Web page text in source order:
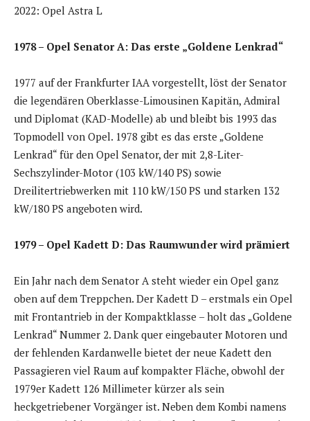
2022: Opel Astra L
1978 – Opel Senator A: Das erste „Goldene Lenkrad“
1977 auf der Frankfurter IAA vorgestellt, löst der Senator
die legendären Oberklasse-Limousinen Kapitän, Admiral
und Diplomat (KAD-Modelle) ab und bleibt bis 1993 das
Topmodell von Opel. 1978 gibt es das erste „Goldene
Lenkrad“ für den Opel Senator, der mit 2,8-Liter-
Sechszylinder-Motor (103 kW/140 PS) sowie
Dreilitertriebwerken mit 110 kW/150 PS und starken 132
kW/180 PS angeboten wird.
1979 – Opel Kadett D: Das Raumwunder wird prämiert
Ein Jahr nach dem Senator A steht wieder ein Opel ganz
oben auf dem Treppchen. Der Kadett D – erstmals ein Opel
mit Frontantrieb in der Kompaktklasse – holt das „Goldene
Lenkrad“ Nummer 2. Dank quer eingebauter Motoren und
der fehlenden Kardanwelle bietet der neue Kadett den
Passagieren viel Raum auf kompakter Fläche, obwohl der
1979er Kadett 126 Millimeter kürzer als sein
heckgetriebener Vorgänger ist. Neben dem Kombi namens